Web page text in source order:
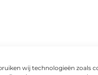
wij technologieën zoals